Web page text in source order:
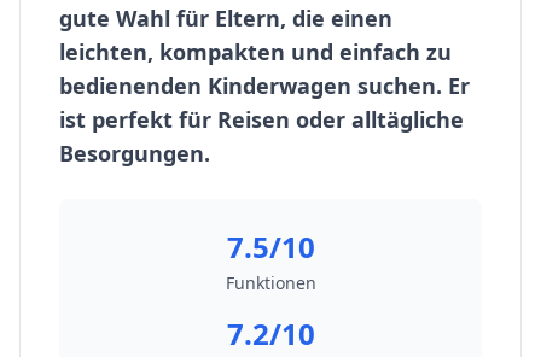
gute Wahl für Eltern, die einen
leichten, kompakten und einfach zu
bedienenden Kinderwagen suchen. Er
ist perfekt für Reisen oder alltägliche
Besorgungen.
7.5/10
Funktionen
7.2/10